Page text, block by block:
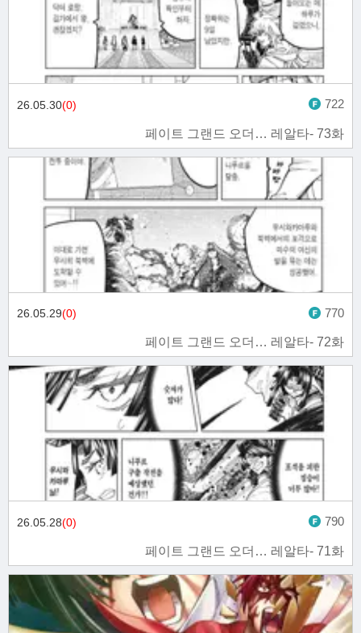
페이트 그랜드 오더… 레알타- 73화
26.05.30(0) 722
페이트 그랜드 오더… 레알타- 72화
26.05.29(0) 770
페이트 그랜드 오더… 레알타- 71화
26.05.28(0) 790